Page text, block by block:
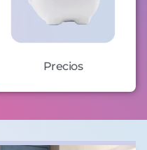
Precios